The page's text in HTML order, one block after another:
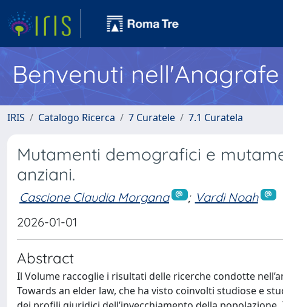
Benvenuti
IRIS Catalogo Ricerca 7 Curatele 7.1 Curatela
Mutamenti demografici e
anziani.
Cascione Claudia Morgana ; Vardi Noah
2026-01-01
Abstract
Il Volume raccoglie i risultati delle ricerche condotte
Towards an elder law, che ha visto coinvolti studiose e